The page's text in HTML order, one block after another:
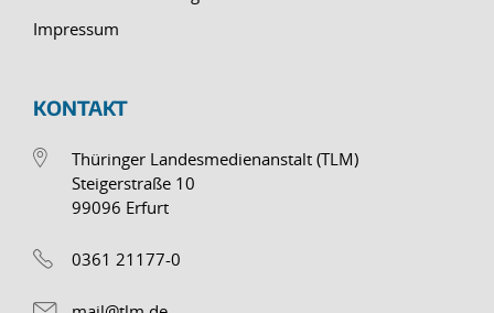
Impressum
KONTAKT
Thüringer Landesmedienanstalt (TLM)
Steigerstraße 10
99096 Erfurt
0361 21177-0